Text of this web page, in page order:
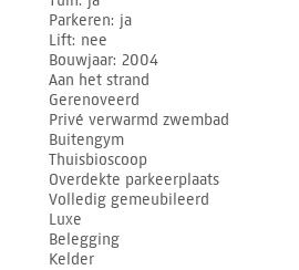
Parkeren ja
Lift nee
Bouwjaar 2004
Aan het strand
Gerenoveerd
Privé verwarmd zwembad
Buitengym
Thuisbioscoop
Overdekte parkeerplaats
Volledig gemeubileerd
Luxe
Belegging
Kelder